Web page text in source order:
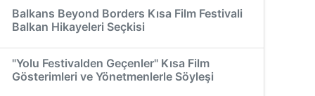
Balkans Beyond Borders Kısa Film Festivali
Balkan Hikayeleri Seçkisi
"Yolu Festivalden Geçenler" Kısa Film
Gösterimleri ve Yönetmenlerle Söyleşi